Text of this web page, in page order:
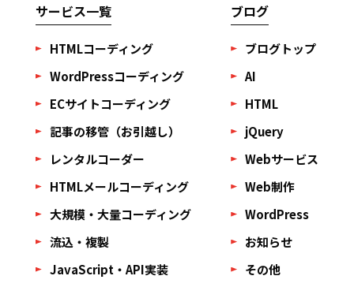
サービス一覧
HTMLコーディング
WordPressコーディング
ECサイトコーディング
記事の移管（お引越し）
レンタルコーダー
HTMLメールコーディング
大規模・大量コーディング
流込・複製
JavaScript・API実装
ブログ
ブログトップ
AI
HTML
jQuery
Webサービス
Web制作
WordPress
お知らせ
その他